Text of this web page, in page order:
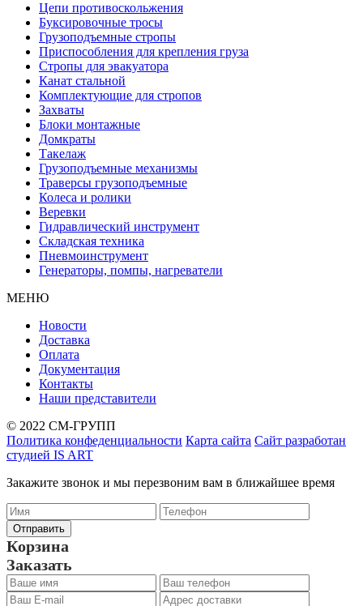
Цепи противоскольжения
Буксировочные тросы
Грузоподъемные стропы
Приспособления для крепления груза
Стропы для эвакуатора
Канат стальной
Комплектующие для стропов
Захваты
Блоки монтажные
Домкраты
Такелаж
Грузоподъемные механизмы
Траверсы грузоподъемные
Колеса и ролики
Веревки
Гидравлический инструмент
Складская техника
Пневмоинструмент
Генераторы, помпы, нагреватели
МЕНЮ
Новости
Доставка
Оплата
Документация
Контакты
Наши представители
© 2022 СМ-ГРУПП
Политика конфеденциальности Карта сайта Сайт разработан
студией IS ART
Закажите звонок и мы перезвоним вам в ближайшее время
Корзина
Заказать